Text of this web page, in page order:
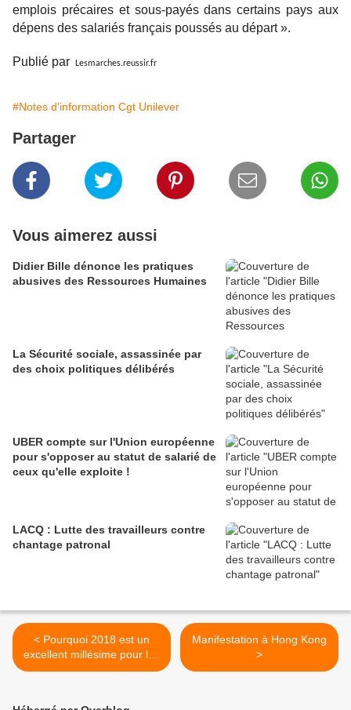
emplois précaires et sous-payés dans certains pays aux
dépens des salariés français poussés au départ ».
Publié par Lesmarches.reussir.fr
#Notes d'information Cgt Unilever
Partager
Vous aimerez aussi
Didier Bille dénonce les pratiques
abusives des Ressources Humaines
La Sécurité sociale, assassinée par
des choix politiques délibérés
UBER compte sur l'Union européenne
pour s'opposer au statut de salarié de
ceux qu'elle exploite !
LACQ : Lutte des travailleurs contre
chantage patronal
< Pourquoi 2018 est un
excellent millésime pour les
groupes du CAC 40...Qui
Manifestation à Hong Kong
>